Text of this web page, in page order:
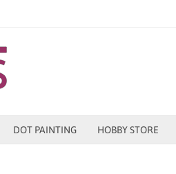
DOT PAINTING HOBBY STORE